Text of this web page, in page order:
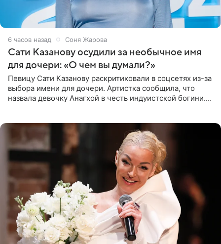
6 часов назад Соня Жарова
Сати Казанову осудили за необычное имя
для дочери: «О чем вы думали?»
Певицу Сати Казанову раскритиковали в соцсетях из-за
выбора имени для дочери. Артистка сообщила, что
назвала девочку Анагхой в честь индуистской богини.